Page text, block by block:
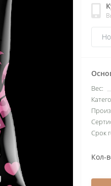
Вес:
Срок
Кол-